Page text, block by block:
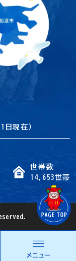
メニュー
日現在）
世帯数
14,653世帯